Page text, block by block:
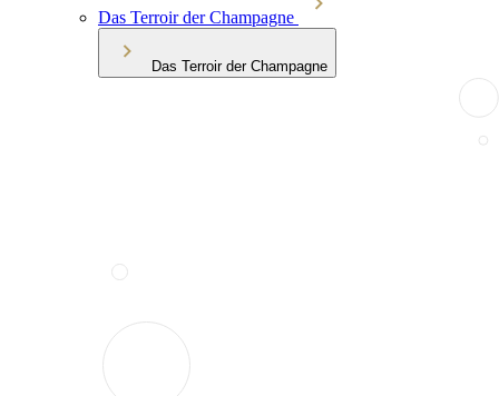
Das Terroir der Champagne
Das Terroir der Champagne